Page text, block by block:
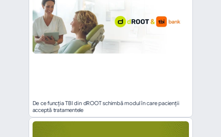
De ce funcția TBI din dROOT schimbă modul în care pacienții
acceptă tratamentele